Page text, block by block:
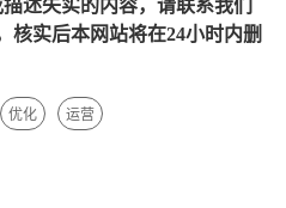
述失实的内容，请联系我们
核实后本网站将在24小时内删
优化 运营